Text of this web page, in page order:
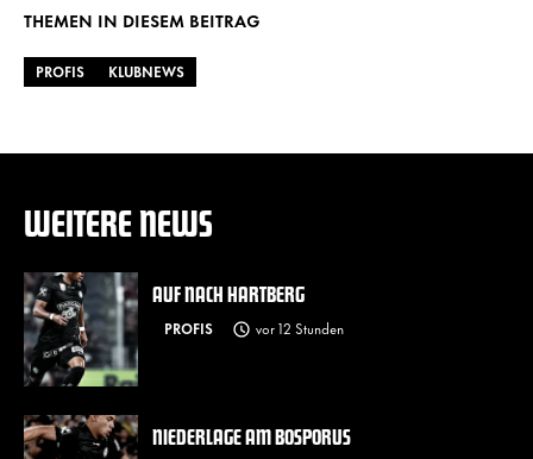
THEMEN IN DIESEM BEITRAG
PROFIS KLUBNEWS
WEITERE NEWS
AUF NACH HARTBERG
PROFIS vor 12 Stunden
NIEDERLAGE AM BOSPORUS